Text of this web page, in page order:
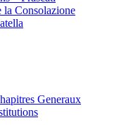
la Consolazione
Generaux